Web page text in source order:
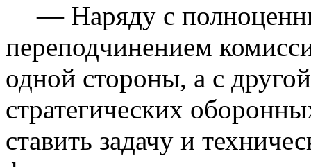
— Наряду с
переподчинением
одной стороны, а с
стратегических
ставить задачу и